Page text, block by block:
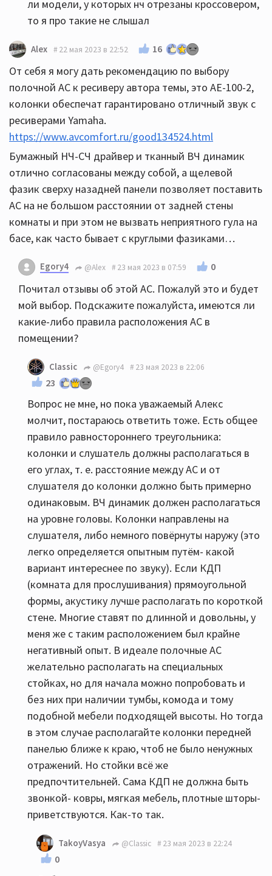
ли модели, у которых нч отрезаны кроссовером,
то я про такие не слышал
Alex 22 мая 2023 в 22:52 16
От себя я могу дать рекомендацию по выбору
полочной АС к ресиверу автора темы, это AE-100-2,
колонки обеспечат гарантировано отличный звук с
ресиверами Yamaha.
https://www.avcomfort.ru/good134524.html
Бумажный НЧ-СЧ драйвер и тканный ВЧ динамик
отлично согласованы между собой, а щелевой
фазик сверху назадней панели позволяет поставить
АС на не большом расстоянии от задней стены
комнаты и при этом не вызвать неприятного гула на
басе, как часто бывает с круглыми фазиками…
Egory4 @Alex 23 мая 2023 в 07:59 0
Почитал отзывы об этой АС. Пожалуй это и будет
мой выбор. Подскажите пожалуйста, имеются ли
какие-либо правила расположения АС в
помещении?
Classic @Egory4 23 мая 2023 в 22:06
23
Вопрос не мне, но пока уважаемый Алекс
молчит, постараюсь ответить тоже. Есть общее
правило равностороннего треугольника:
колонки и слушатель должны располагаться в
его углах, т. е. расстояние между АС и от
слушателя до колонки должно быть примерно
одинаковым. ВЧ динамик должен располагаться
на уровне головы. Колонки направлены на
слушателя, либо немного повёрнуты наружу (это
легко определяется опытным путём- какой
вариант интереснее по звуку). Если КДП
(комната для прослушивания) прямоугольной
формы, акустику лучше располагать по короткой
стене. Многие ставят по длинной и довольны, у
меня же с таким расположением был крайне
негативный опыт. В идеале полочные АС
желательно располагать на специальных
стойках, но для начала можно попробовать и
без них при наличии тумбы, комода и тому
подобной мебели подходящей высоты. Но тогда
в этом случае располагайте колонки передней
панелью ближе к краю, чтоб не было ненужных
отражений. Но стойки всё же
предпочтительней. Сама КДП не должна быть
звонкой- ковры, мягкая мебель, плотные шторы-
приветствуются. Как-то так.
TakoyVasya @Classic 23 мая 2023 в 22:24
0